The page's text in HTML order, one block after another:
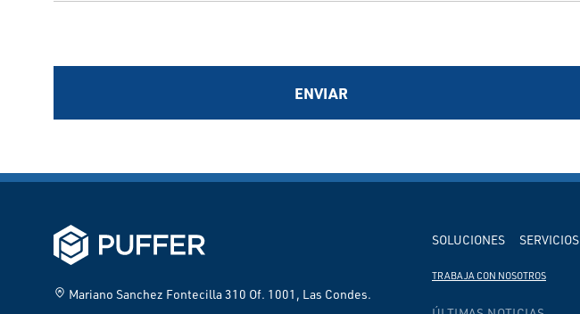
ENVIAR
home_pin Mariano Sanchez Fontecilla 310 Of. 1001, Las Condes.
SOLUCIONES SERVICIOS
TRABAJA CON NOSOTROS